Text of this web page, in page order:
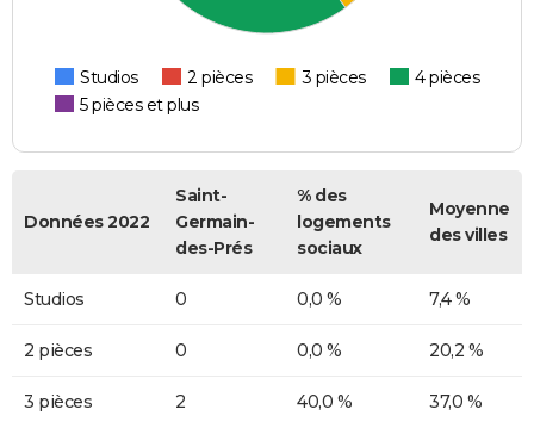
Studios 2 pièces 3 pièces
4 pièces
5 pièces et plus
Données 2022
Saint-
Germain-
des-Prés
% des
logements
sociaux
Moyenne
des villes
Studios 0 0,0 % 7,4 %
2 pièces 0 0,0 % 20,2 %
3 pièces 2 40,0 % 37,0 %